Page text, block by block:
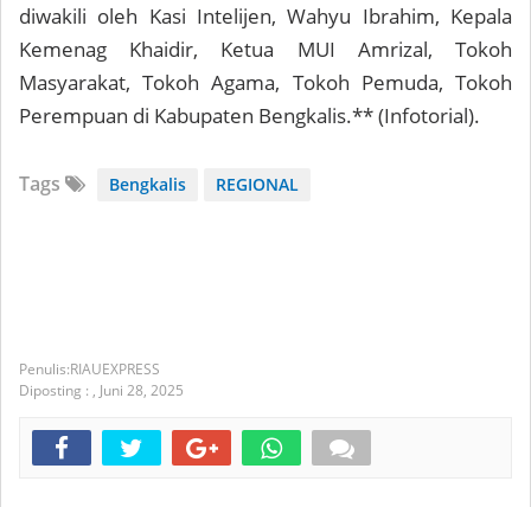
diwakili oleh Kasi Intelijen, Wahyu Ibrahim, Kepala
Kemenag Khaidir, Ketua MUI Amrizal, Tokoh
Masyarakat, Tokoh Agama, Tokoh Pemuda, Tokoh
Perempuan di Kabupaten Bengkalis.** (Infotorial).
Tags Bengkalis REGIONAL
RIAUEXPRESS
Diposting : , Juni 28, 2025